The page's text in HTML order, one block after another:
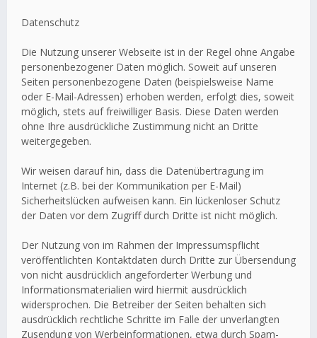
Datenschutz
Die Nutzung unserer Webseite ist in der Regel ohne Angabe
personenbezogener Daten möglich. Soweit auf unseren
Seiten personenbezogene Daten (beispielsweise Name
oder E-Mail-Adressen) erhoben werden, erfolgt dies, soweit
möglich, stets auf freiwilliger Basis. Diese Daten werden
ohne Ihre ausdrückliche Zustimmung nicht an Dritte
weitergegeben.
Wir weisen darauf hin, dass die Datenübertragung im
Internet (z.B. bei der Kommunikation per E-Mail)
Sicherheitslücken aufweisen kann. Ein lückenloser Schutz
der Daten vor dem Zugriff durch Dritte ist nicht möglich.
Der Nutzung von im Rahmen der Impressumspflicht
veröffentlichten Kontaktdaten durch Dritte zur Übersendung
von nicht ausdrücklich angeforderter Werbung und
Informationsmaterialien wird hiermit ausdrücklich
widersprochen. Die Betreiber der Seiten behalten sich
ausdrücklich rechtliche Schritte im Falle der unverlangten
Zusendung von Werbeinformationen, etwa durch Spam-